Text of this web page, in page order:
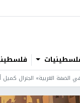
الغربية» الجنرال كميل